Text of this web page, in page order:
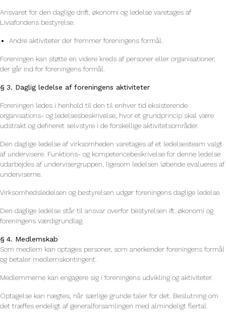
Ansvaret for den daglige drift, økonomi og ledelse varetages af
Liviafondens bestyrelse.
Andre aktiviteter der fremmer foreningens formål.
Foreningen kan støtte en videre kreds af personer eller organisationer,
der går ind for foreningens formål.
§ 3. Daglig ledelse af foreningens aktiviteter
Foreningen ledes i henhold til den til enhver tid eksisterende
organisations- og ledelsesbeskrivelse, hvor et grundprincip skal være
udstrakt og defineret selvstyre i de forskellige aktivitetsområder.
Den daglige ledelse af virksomheden varetages af et ledelsesteam valgt
af undervisere. Funktions- og kompetencebeskrivelse for denne ledelse
udarbejdes af undervisergruppen, ligesom ledelsen løbende evalueres af
underviserne.
Virksomhedsledelsen og bestyrelsen udgør foreningens daglige ledelse.
Den daglige ledelse står til ansvar overfor bestyrelsen ift. økonomi og
foreningens værdigrundlag.
§ 4. Medlemskab
Som medlem kan optages personer, som anerkender foreningens formål
og betaler medlemskontingent.
Medlemmerne kan engagere sig i foreningens udvikling og aktiviteter.
Optagelse kan nægtes, når særlige grunde taler for det. Beslutning om
det træffes endeligt af generalforsamlingen med almindeligt flertal.